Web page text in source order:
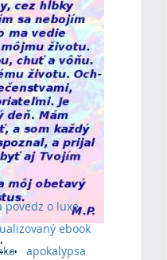
povedz o luxe
ebook
apokalypsa